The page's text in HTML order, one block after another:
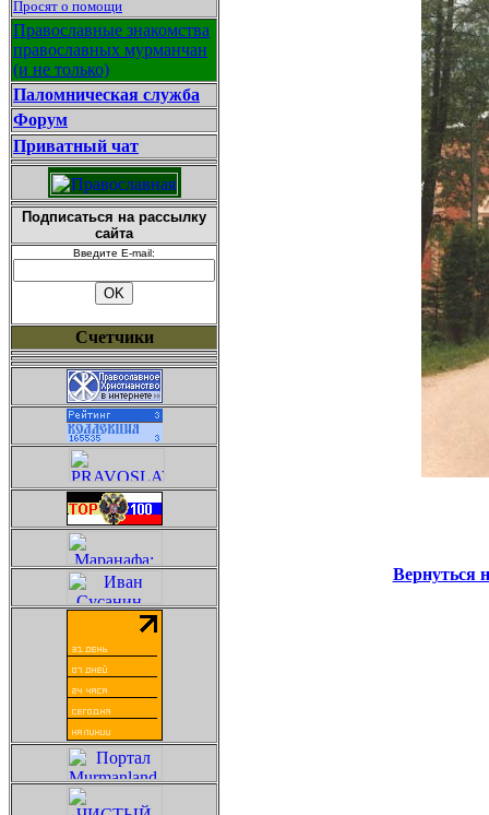
Просят о помощи
Православные знакомства
православных мурманчан
(и не только)
Паломническая служба
Форум
Приватный чат
Подписаться на рассылку
сайта
Введите E-mail:
Счетчики
Вернуться